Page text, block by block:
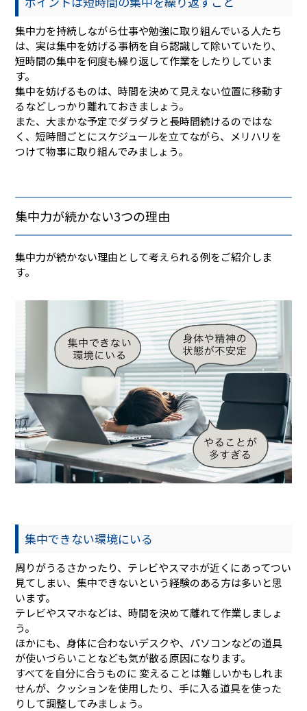
集中力を持続しながら仕事や勉強に取り組んでいる人たち
は、実は集中を妨げる事柄を自ら認識して除いていたり、
短時間の集中を何度も繰り返して作業をしたりしていま
す。
集中を妨げるものは、時間を決めて見えない位置に移動す
るなどしっかり離れておきましょう。
また、大まかな予定でダラダラと長時間続けるのではな
く、短時間ごとにスケジュールを立てながら、メリハリを
つけて物事に取り組んでみましょう。
集中力が続かない3つの理由
集中力が続かない理由として考えられる例をご紹介しま
す。
集中できない環境にいる
周りがうるさかったり、テレビやスマホが近くにあってつい
見てしまい、集中できないという経験のある方は多いと思
います。
テレビやスマホなどは、時間を決めて離れて作業しましょ
う。
ほかにも、身体に合わないデスクや、パソコンなどの道具
が使いづらいことなども気が散る原因になります。
すべてを自分に合うものに 変えることは難しいかもしれま
せんが、クッションを使用したり、手に入る道具を使った
りして調整してみましょう。